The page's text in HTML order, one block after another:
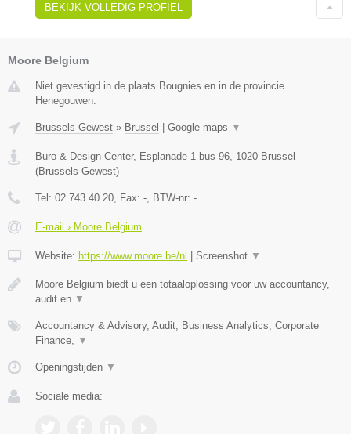
BEKIJK VOLLEDIG PROFIEL
Moore Belgium
Niet gevestigd in de plaats Bougnies en in de provincie
Henegouwen.
Brussels-Gewest » Brussel | Google maps ▼
Buro & Design Center, Esplanade 1 bus 96 1020 Brussel
(Brussels-Gewest)
Tel: 02 743 40 20 , Fax: - , BTW-nr: -
E-mail › Moore Belgium
Website: https://www.moore.be/nl | Screenshot ▼
Moore Belgium biedt u een totaaloplossing voor uw accountancy,
audit en ▼
Accountancy & Advisory, Audit, Business Analytics, Corporate
Finance,
▼
Openingstijden ▼
Sociale media: